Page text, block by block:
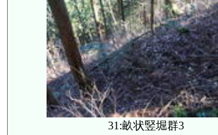
31:畝状竪堀群3